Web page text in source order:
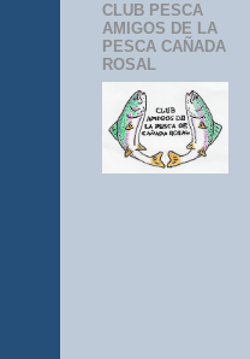
CLUB PESCA
AMIGOS DE LA
PESCA CAÑADA
ROSAL